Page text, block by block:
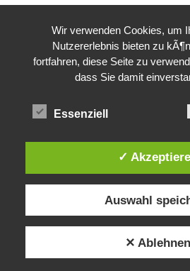
Wir verwenden Cookies, um
Nutzererlebnis bieten zu
fortfahren, diese Seite zu
dass Sie damit
Essenziell
✓
Auswahl
✕ Ablehnen